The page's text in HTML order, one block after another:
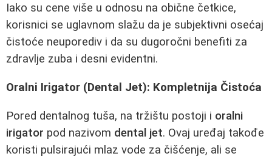
Iako su cene više u odnosu na obične četkice,
korisnici se uglavnom slažu da je subjektivni osećaj
čistoće neuporediv i da su dugoročni benefiti za
zdravlje zuba i desni evidentni.
Oralni Irigator (Dental Jet): Kompletnija Čistoća
Pored dentalnog tuša, na tržištu postoji i oralni
irigator pod nazivom dental jet. Ovaj uređaj takođe
koristi pulsirajući mlaz vode za čišćenje, ali se